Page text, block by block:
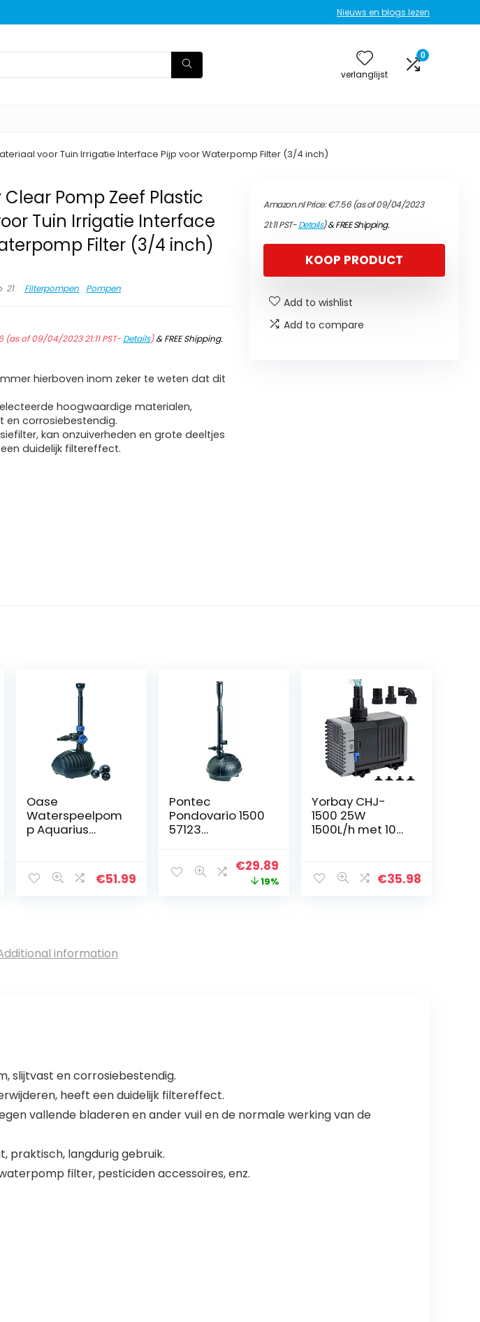
Nieuws en blogs lezen
verlanglijst
0
voor Tuin Irrigatie Interface Pijp voor Waterpomp Filter (3/4 inch)
Clear Pomp Zeef Plastic
Tuin Irrigatie Interface
Filter (3/4 inch)
21 Filterpompen Pompen
(as of 09/04/2023 21:11 PST- Details)&FREE Shipping.
hierboven inom zeker te weten dat dit
hoogwaardige materialen,
en corrosiebestendig.
kan onzuiverheden en grote deeltjes
duidelijk filtereffect.
Amazon.nl Price:€7.56(as of 09/04/2023
21:11 PST-Details)&FREE Shipping.
KOOP PRODUCT
Add to wishlist
Add to compare
Oase
Waterspeelpom
p Aquarius
€51.99
Pontec
Pondovario 1500
57123
Fonteinpomp,Original
price
€29.89Current
price
19%
Yorbay CHJ-
1500 25W
1500L/h met 10m
vijverpomp
tuinpomp voor
€35.98
information
slijtvast en corrosiebestendig.
heeft een duidelijk filtereffect.
vallende bladeren en ander vuil en de normale werking van de
praktisch, langdurig gebruik.
filter, pesticiden accessoires, enz.